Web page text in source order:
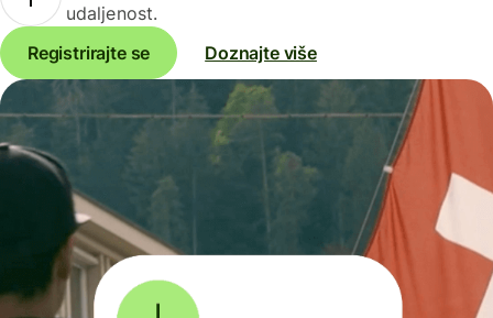
udaljenost.
Registrirajte se
Doznajte više